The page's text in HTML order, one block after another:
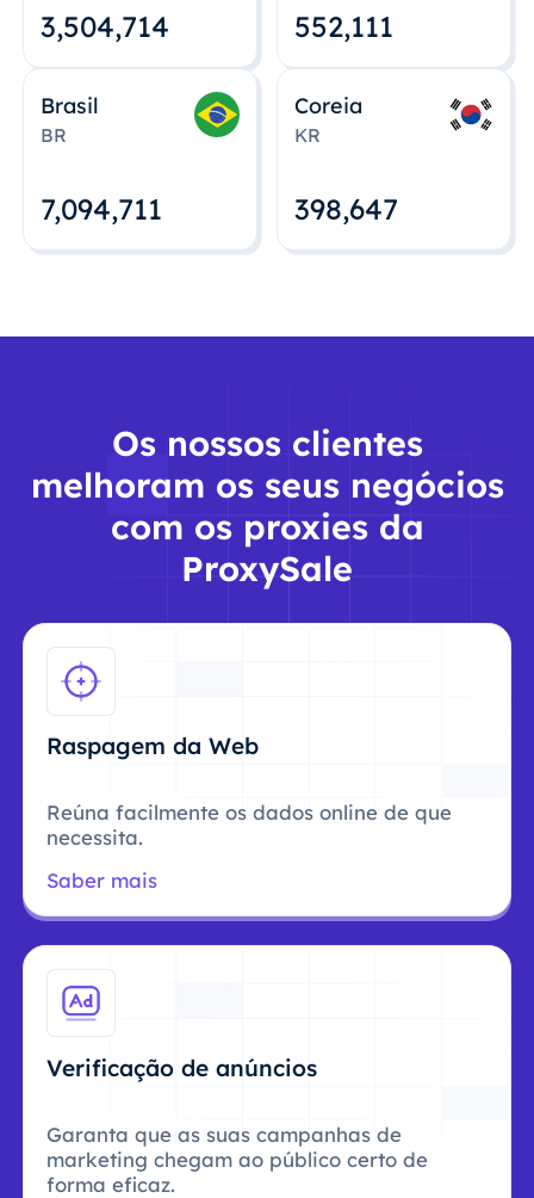
3,504,715 552,112
Brasil
BR
7,094,712
Coreia
KR
398,648
Os nossos clientes
melhoram os seus negócios
com os proxies da
ProxySale
Raspagem da Web
Reúna facilmente os dados online de que
necessita.
Saber mais
Verificação de anúncios
Garanta que as suas campanhas de
marketing chegam ao público certo de
forma eficaz.